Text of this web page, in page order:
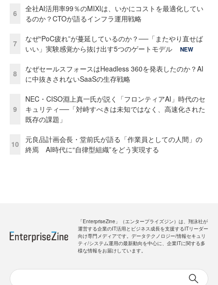
6
全社AI活用率99％のMIXIは、いかにコストを最適化してい
るのか？CTOが語るインフラ運用戦略
7
なぜ“PoC疲れ”が蔓延しているのか？──「またやり直せば
いい」実験感覚から抜け出す5つのゲートモデル
NEW
8
なぜセールスフォースはHeadless 360を発表したのか？AI
に中抜きされないSaaSの生存戦略
9
NEC・CISO淵上真一氏が説く「フロンティアAI」時代のセ
キュリティ──「対峙すべきは未知ではなく、高速化された
既存の課題」
10
元良品計画会長・堂前氏が語る「作業員としての人間」の
終焉 AI時代に“自律型組織”をどう実現する
「EnterpriseZine」（エンタープライズジン）は、翔泳社が
運営する企業のIT活用とビジネス成長を支援するITリーダー
向け専門メディアです。データテクノロジー/情報セキュリ
ティ/システム運用の最新動向を中心に、企業ITに関する多
様な情報をお届けしています。